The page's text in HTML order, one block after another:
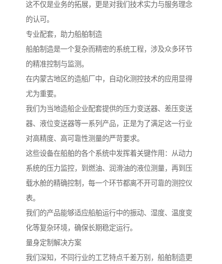
这不仅是业务的拓展，更是对我们技术实力与服务理念
的认可。
专业配套，助力船舶制造
船舶制造是一个复杂而精密的系统工程，涉及众多环节
的精准控制与监测。
在内蒙古地区的造船厂中，自动化测控技术的应用显得
尤为重要。
我们为当地造船企业配套提供的压力变送器、差压变送
器、液位变送器等一系列产品，正是为了满足这一行业
对高精度、高可靠性测量的严苛要求。
这些设备在船舶的各个系统中发挥着关键作用：从动力
系统的压力监控，到燃油、润滑油的液位测量，再到压
载水舱的精确控制，每一个环节都离不开可靠的测控仪
表。
我们的产品能够适应船舶运行中的振动、湿度、温度变
化等复杂环境，确保长期稳定运行。
量身定制解决方案
我们深知，不同行业的工艺特点千差万别，船舶制造更